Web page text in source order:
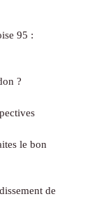
95 :
?
le bon
de